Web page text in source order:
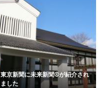
東京新聞に未来新聞®が紹介され
ました